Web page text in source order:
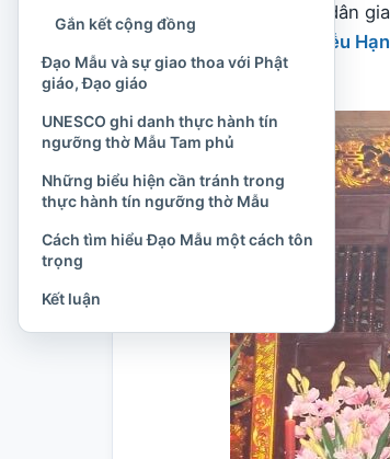
rất lâu trong đời sống dân
Thánh Mẫu Liễu
XVI.
Gắn kết cộng đồng
Đạo Mẫu và sự giao thoa với Phật
giáo, Đạo giáo
UNESCO ghi danh thực hành tín
ngưỡng thờ Mẫu Tam phủ
Những biểu hiện cần tránh trong
thực hành tín ngưỡng thờ Mẫu
Cách tìm hiểu Đạo Mẫu một cách tôn
trọng
Kết luận